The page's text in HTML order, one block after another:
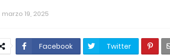
marzo 19, 2025
Facebook Twitter